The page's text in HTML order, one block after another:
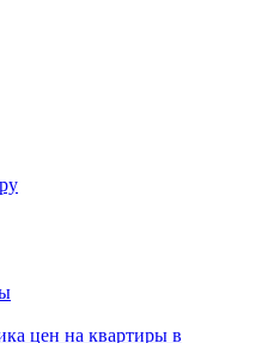
цен на квартиры в